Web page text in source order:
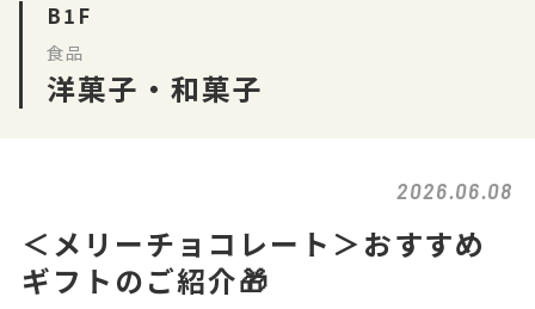
B1F
食品
洋菓子・和菓子
2026.06.08
＜メリーチョコレート＞おすすめ
ギフトのご紹介🎁